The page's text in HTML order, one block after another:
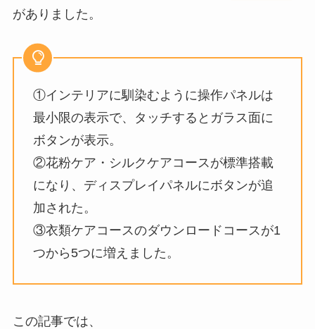
がありました。
①インテリアに馴染むように操作パネルは
最小限の表示で、タッチするとガラス面に
ボタンが表示。
②花粉ケア・シルクケアコースが標準搭載
になり、ディスプレイパネルにボタンが追
加された。
③衣類ケアコースのダウンロードコースが1
つから5つに増えました。
この記事では、